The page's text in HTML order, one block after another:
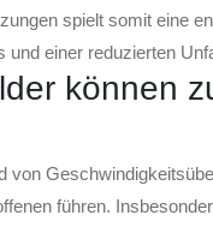
spielt somit eine
einer reduzierten
können
von
führen.